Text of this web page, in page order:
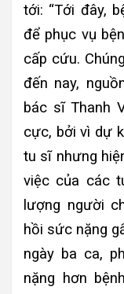
tới: “Tới đây,
để phục vụ
cấp cứu.
đến nay,
bác sĩ Thanh
cực, bởi vì dự
tu sĩ nhưng
việc của các
lượng người
hồi sức nặng
ngày ba ca,
nặng hơn